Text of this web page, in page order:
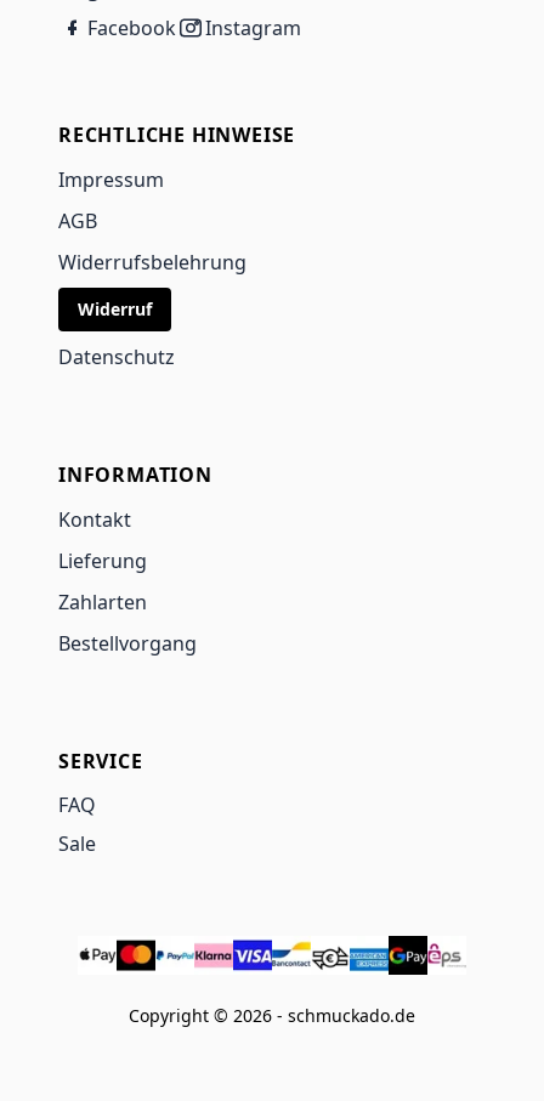
Facebook
Instagram
RECHTLICHE HINWEISE
Impressum
AGB
Widerrufsbelehrung
Widerruf
Datenschutz
INFORMATION
Kontakt
Lieferung
Zahlarten
Bestellvorgang
SERVICE
FAQ
Sale
Copyright © 2026 - schmuckado.de